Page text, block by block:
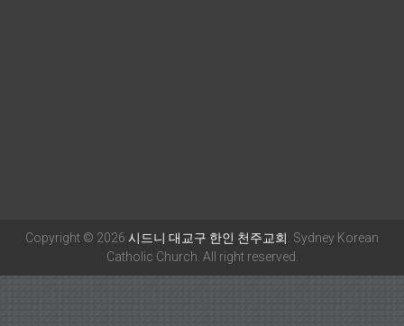
Copyright © 2026 시드니 대교구 한인 천주교회. Sydney Korean
Catholic Church. All right reserved.